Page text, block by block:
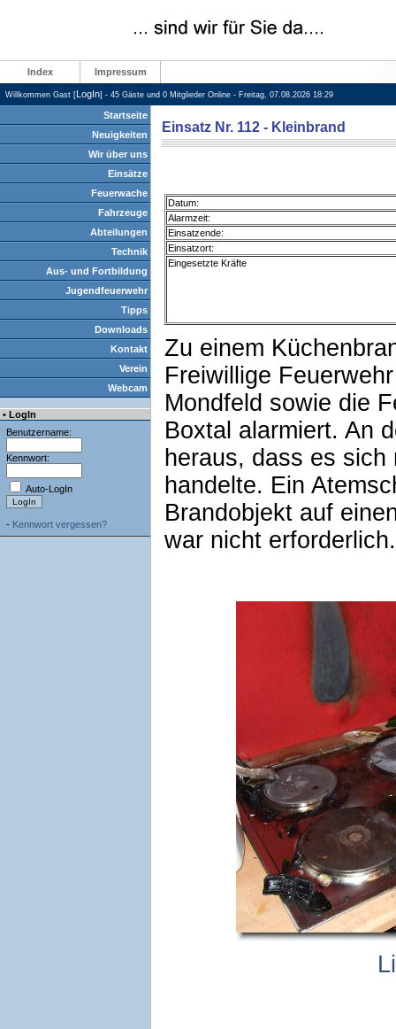
Index Impressum
Willkommen Gast [LogIn] - 45 Gäste und 0 Mitglieder Online - Freitag, 07.08.2026 18:29
Startseite
Neuigkeiten
Wir über uns
Einsätze
Feuerwache
Fahrzeuge
Abteilungen
Technik
Aus- und Fortbildung
Jugendfeuerwehr
Tipps
Downloads
Kontakt
Verein
Webcam
• LogIn
Benutzername:
Kennwort:
Auto-LogIn
- Kennwort vergessen?
Einsatz Nr. 112 - Kleinbrand
Datum:
Alarmzeit:
Einsatzende:
Einsatzort:
Eingesetzte Kräfte
Zu einem
Freiwillige
Mondfeld sowie die
Boxtal alarmiert. An
heraus, dass es
handelte. Ein
Brandobjekt auf
war nicht erforderlich.